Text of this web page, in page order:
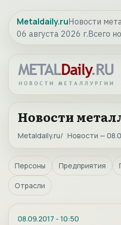
Metaldaily.ruНовости
06 августа 2026 г.Всего
Новости
Metaldaily.ru Новости —
Персоны Предприятия
Отрасли
08.09.2017 - 10:50